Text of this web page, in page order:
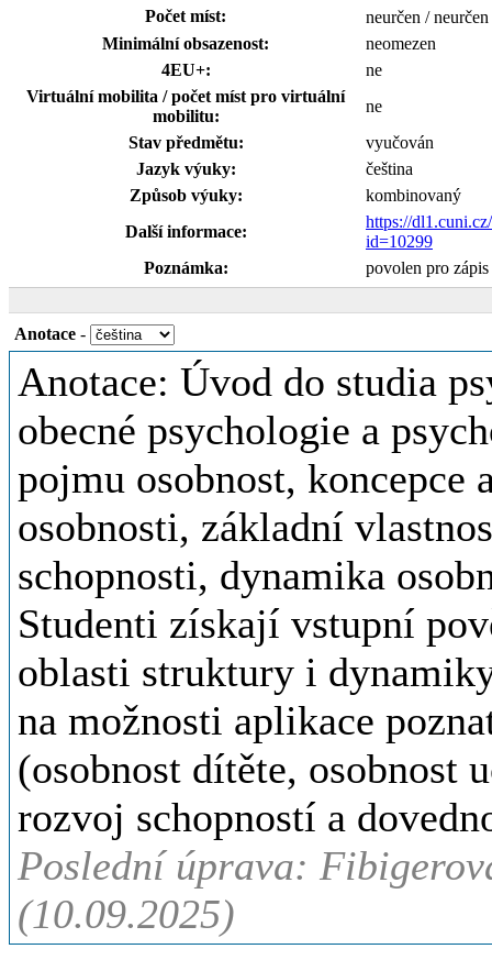
Počet míst:
neurčen /
Minimální obsazenost:
neomezen
4EU+:
ne
Virtuální mobilita / počet míst pro virtuální
mobilitu:
ne
Stav předmětu:
vyučován
Jazyk výuky:
čeština
Způsob výuky:
kombinovaný
Další informace:
https://
id=10299
Poznámka:
povolen pro
Anotace -
Anotace: Úvod do studia
obecné psychologie a
pojmu osobnost, koncepce
osobnosti, základní
schopnosti, dynamika
Studenti získají vstupní
oblasti struktury i
na možnosti aplikace
(osobnost dítěte, osobnost
rozvoj schopností a
Poslední úprava:
(10.09.2025)